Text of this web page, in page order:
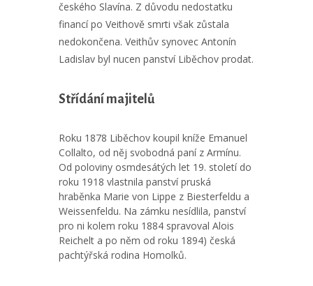
českého Slavína. Z důvodu nedostatku
financí po Veithově smrti však zůstala
nedokončena. Veithův synovec Antonín
Ladislav byl nucen panství Liběchov prodat.
Střídání majitelů
Roku 1878 Liběchov koupil kníže Emanuel
Collalto, od něj svobodná paní z Armínu.
Od poloviny osmdesátých let 19. století do
roku 1918 vlastnila panství pruská
hraběnka Marie von Lippe z Biesterfeldu a
Weissenfeldu. Na zámku nesídlila, panství
pro ni kolem roku 1884 spravoval Alois
Reichelt a po něm od roku 1894) česká
pachtýřská rodina Homolků.